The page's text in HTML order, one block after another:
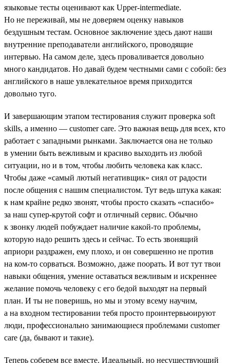
языковые тесты оценивают как Upper-intermediate.
Но не переживай, мы не доверяем оценку навыков
бездушным тестам. Основное заключение здесь дают наши
внутренние преподаватели английского, проводящие
интервью. На самом деле, здесь проваливается довольно
много кандидатов. Но давай будем честными сами с собой: без
английского в наше увлекательное время приходится
довольно туго.
И завершающим этапом тестирования служит проверка soft
skills, а именно — customer care. Это важная вещь для всех, кто
работает c западными рынками. Заключается она не только
в умении быть вежливым и красиво выходить из любой
ситуации, но и в том, чтобы любить человека как класс.
Чтобы даже «самый лютый негативщик» сиял от радости
после общения с нашим специалистом. Тут ведь штука какая:
к нам крайне редко звонят, чтобы просто сказать «спасибо»
за наш супер-крутой софт и отличный сервис. Обычно
к звонку людей побуждает наличие какой-то проблемы,
которую надо решить здесь и сейчас. То есть звонящий
априори раздражен, ему плохо, и он совершенно не против
на ком-то сорваться. Возможно, даже поорать. И вот тут твои
навыки общения, умение оставаться вежливым и искреннее
желание помочь человеку с его бедой выходят на первый
план. И ты не поверишь, но мы и этому всему научим,
а на входном тестировании тебя просто проинтервьюируют
люди, профессионально занимающиеся проблемами customer
care (да, бывают и такие).
Теперь соберем все вместе. Идеальный, но несуществующий